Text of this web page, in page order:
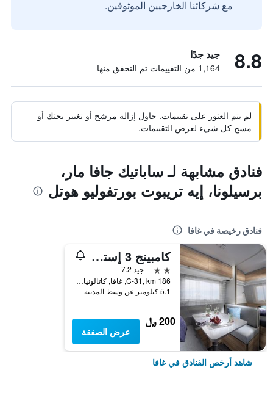
مع شركائنا الخارجيين الموثوقين.
8.8 جيد جدًا
1,164 من التقييمات تم التحقق منها
لم يتم العثور على تقييمات. حاول إزالة مرشح أو تغيير بحثك أو
مسح كل شيء لعرض التقييمات.
فنادق مشابهة لـ ساباتيك جافا مار،
برسيلونا، إيه تريبوت بورتفوليو هوتل
فنادق رخيصة في غافا
كامبينج 3 إستريلاس
2 نجمتين
جيد 7.2
C-31, km 186, غافا, كاتالونيا, أسبانيا
5.1 كيلومتر عن وسط المدينة
200 ﷼
عرض الصفقة
شاهد أرخص الفنادق في غافا